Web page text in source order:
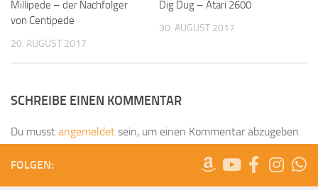
Millipede – der Nachfolger
von Centipede
20. AUGUST 2017
Dig Dug – Atari 2600
30. AUGUST 2017
SCHREIBE EINEN KOMMENTAR
Du musst angemeldet sein, um einen Kommentar abzugeben.
FOLGEN: